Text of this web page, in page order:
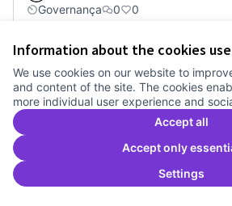
Information about the cookies
We use cookies on our website to
and content of the site. The cookies
more individual user experience and
Accept all
Accept only
Settings
Governança
0 0
Revisió